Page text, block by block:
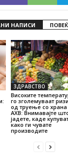
НАПИСИ
ЗДРАВСТВО
Високите
го зголемуваат
од труење со храна
АХВ: Внимавајте
јадете, каде
како ги чувате
производите